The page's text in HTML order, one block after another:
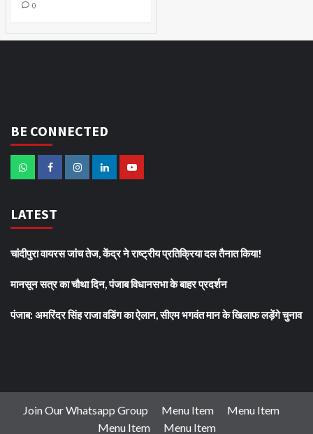
0
BE CONNECTED
LATEST
चांदीपुरा वायरस जांच तेज, केंद्र ने राष्ट्रीय प्रतिक्रिया दल तैनात किया!
मानसून सत्र का चौथा दिन, पंजाब विधानसभा के बाहर प्रदर्शन
पंजाब: अमरिंदर सिंह राजा वडिंग का ऐलान, सीएम भगवंत मान के खिलाफ लड़ेंगे चुनाव
Join Our Whatsapp Group Menu Item
Menu Item
Menu Item
Menu Item